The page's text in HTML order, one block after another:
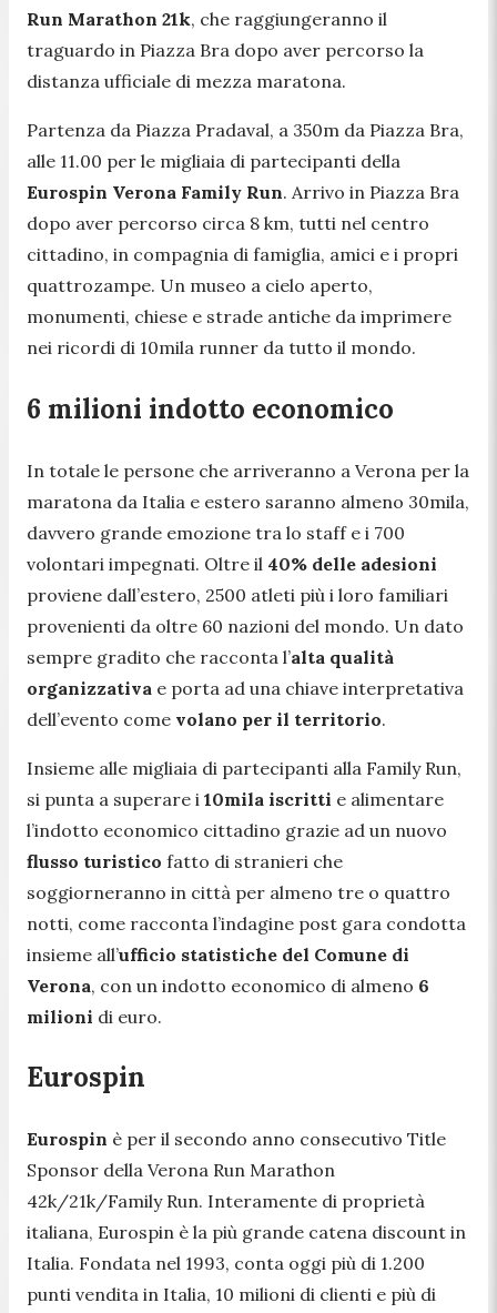
Run Marathon 21k, che raggiungeranno il
traguardo in Piazza Bra dopo aver percorso la
distanza ufficiale di mezza maratona.
Partenza da Piazza Pradaval, a 350m da Piazza Bra,
alle 11.00 per le migliaia di partecipanti della
Eurospin Verona Family Run. Arrivo in Piazza Bra
dopo aver percorso circa 8 km, tutti nel centro
cittadino, in compagnia di famiglia, amici e i propri
quattrozampe. Un museo a cielo aperto,
monumenti, chiese e strade antiche da imprimere
nei ricordi di 10mila runner da tutto il mondo.
6 milioni indotto economico
In totale le persone che arriveranno a Verona per la
maratona da Italia e estero saranno almeno 30mila,
davvero grande emozione tra lo staff e i 700
volontari impegnati. Oltre il 40% delle adesioni
proviene dall’estero, 2500 atleti più i loro familiari
provenienti da oltre 60 nazioni del mondo. Un dato
sempre gradito che racconta l’alta qualità
organizzativa e porta ad una chiave interpretativa
dell’evento come volano per il territorio.
Insieme alle migliaia di partecipanti alla Family Run,
si punta a superare i 10mila iscritti e alimentare
l’indotto economico cittadino grazie ad un nuovo
flusso turistico fatto di stranieri che
soggiorneranno in città per almeno tre o quattro
notti, come racconta l’indagine post gara condotta
insieme all’ufficio statistiche del Comune di
Verona, con un indotto economico di almeno 6
milioni di euro.
Eurospin
Eurospin è per il secondo anno consecutivo Title
Sponsor della Verona Run Marathon
42k/21k/Family Run. Interamente di proprietà
italiana, Eurospin è la più grande catena discount in
Italia. Fondata nel 1993, conta oggi più di 1.200
punti vendita in Italia, 10 milioni di clienti e più di